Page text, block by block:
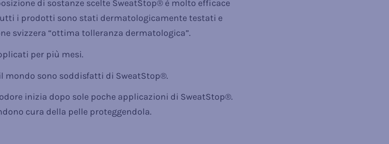
di sostanze scelte SweatStop® è molto efficace
i prodotti sono stati dermatologicamente testati e
svizzera “ottima tolleranza dermatologica”.
per più mesi.
sono soddisfatti di SweatStop®.
inizia dopo sole poche applicazioni di SweatStop®.
cura della pelle proteggendola.